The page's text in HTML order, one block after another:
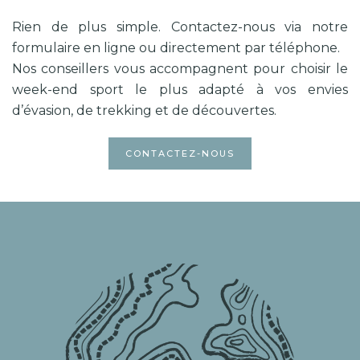
Rien de plus simple. Contactez-nous via notre
formulaire en ligne ou directement par téléphone.
Nos conseillers vous accompagnent pour choisir le
week-end sport le plus adapté à vos envies
d’évasion, de trekking et de découvertes.
CONTACTEZ-NOUS